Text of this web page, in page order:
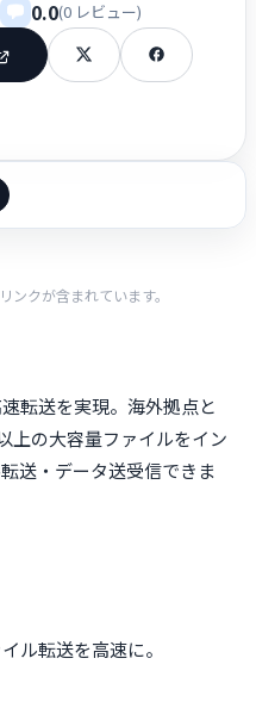
0.0(0 レビュー)
クが含まれています。
転送を実現。海外拠点と
上の大容量ファイルをイン
送・データ送受信できま
ル転送を高速に。